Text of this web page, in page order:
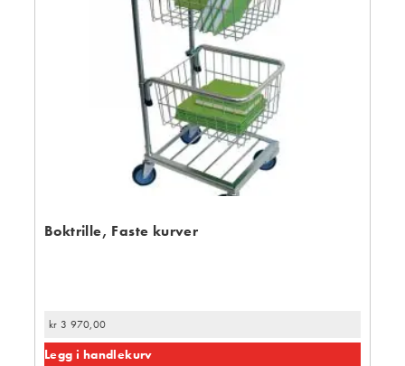
Boktrille, Faste kurver
kr 3 970,00
Legg i handlekurv